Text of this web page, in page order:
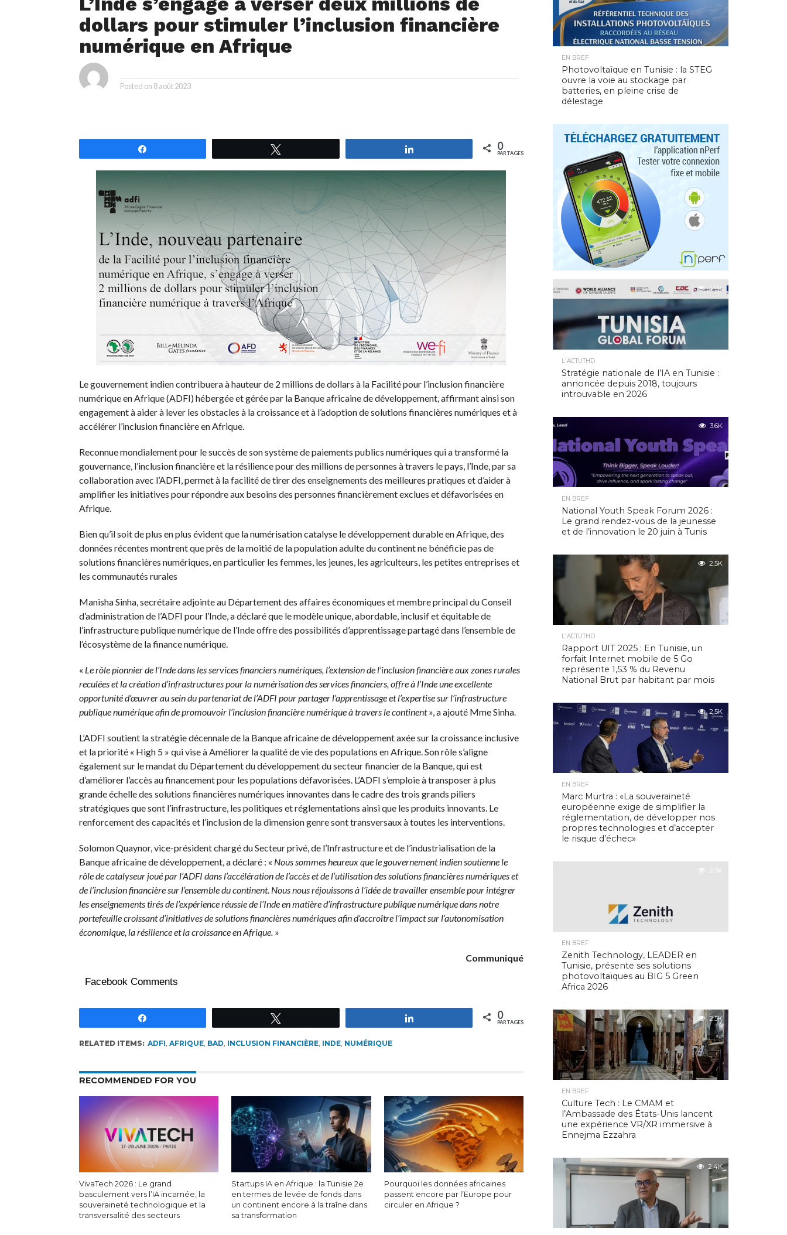
dollars pour stimuler l’inclusion financière
numérique en Afrique
Posted on 8 août 2023
0
PARTAGES
Le gouvernement indien contribuera à hauteur de 2 millions de dollars à la Facilité pour l’inclusion financière
numérique en Afrique (ADFI) hébergée et gérée par la Banque africaine de développement, affirmant ainsi son
engagement à aider à lever les obstacles à la croissance et à l’adoption de solutions financières numériques et à
accélérer l’inclusion financière en Afrique.
Reconnue mondialement pour le succès de son système de paiements publics numériques qui a transformé la
gouvernance, l’inclusion financière et la résilience pour des millions de personnes à travers le pays, l’Inde, par sa
collaboration avec l’ADFI, permet à la facilité de tirer des enseignements des meilleures pratiques et d’aider à
amplifier les initiatives pour répondre aux besoins des personnes financièrement exclues et défavorisées en
Afrique.
Bien qu’il soit de plus en plus évident que la numérisation catalyse le développement durable en Afrique, des
données récentes montrent que près de la moitié de la population adulte du continent ne bénéficie pas de
solutions financières numériques, en particulier les femmes, les jeunes, les agriculteurs, les petites entreprises et
les communautés rurales
Manisha Sinha, secrétaire adjointe au Département des affaires économiques et membre principal du Conseil
d’administration de l’ADFI pour l’Inde, a déclaré que le modèle unique, abordable, inclusif et équitable de
l’infrastructure publique numérique de l’Inde offre des possibilités d’apprentissage partagé dans l’ensemble de
l’écosystème de la finance numérique.
« Le rôle pionnier de l’Inde dans les services financiers numériques, l’extension de l’inclusion financière aux zones rurales
reculées et la création d’infrastructures pour la numérisation des services financiers, offre à l’Inde une excellente
opportunité d’œuvrer au sein du partenariat de l’ADFI pour partager l’apprentissage et l’expertise sur l’infrastructure
publique numérique afin de promouvoir l’inclusion financière numérique à travers le continent», a ajouté Mme Sinha.
L’ADFI soutient la stratégie décennale de la Banque africaine de développement axée sur la croissance inclusive
et la priorité « High 5 » qui vise à Améliorer la qualité de vie des populations en Afrique. Son rôle s’aligne
également sur le mandat du Département du développement du secteur financier de la Banque, qui est
d’améliorer l’accès au financement pour les populations défavorisées. L’ADFI s’emploie à transposer à plus
grande échelle des solutions financières numériques innovantes dans le cadre des trois grands piliers
stratégiques que sont l’infrastructure, les politiques et réglementations ainsi que les produits innovants. Le
renforcement des capacités et l’inclusion de la dimension genre sont transversaux à toutes les interventions.
Solomon Quaynor, vice-président chargé du Secteur privé, de l’Infrastructure et de l’industrialisation de la
Banque africaine de développement, a déclaré : « Nous sommes heureux que le gouvernement indien soutienne le
rôle de catalyseur joué par l’ADFI dans l’accélération de l’accès et de l’utilisation des solutions financières numériques et
de l’inclusion financière sur l’ensemble du continent. Nous nous réjouissons à l’idée de travailler ensemble pour intégrer
les enseignements tirés de l’expérience réussie de l’Inde en matière d’infrastructure publique numérique dans notre
portefeuille croissant d’initiatives de solutions financières numériques afin d’accroître l’impact sur l’autonomisation
économique, la résilience et la croissance en Afrique.»
Communiqué
Facebook Comments
0
PARTAGES
RELATED ITEMS: ADFI, AFRIQUE, BAD, INCLUSION FINANCIÈRE, INDE, NUMÉRIQUE
RECOMMENDED FOR YOU
VivaTech 2026 : Le grand
basculement vers l’IA incarnée, la
souveraineté technologique et la
transversalité des secteurs
Startups IA en Afrique : la Tunisie 2e
en termes de levée de fonds dans
un continent encore à la traîne dans
sa transformation
Pourquoi les données africaines
passent encore par l’Europe pour
circuler en Afrique ?
EN BREF
Photovoltaïque en Tunisie : la STEG
ouvre la voie au stockage par
batteries, en pleine crise de
délestage
4.9K
L'ACTUTHD
Stratégie nationale de l’IA en Tunisie :
annoncée depuis 2018, toujours
introuvable en 2026
3.6K
EN BREF
National Youth Speak Forum 2026 :
Le grand rendez-vous de la jeunesse
et de l’innovation le 20 juin à Tunis
2.5K
L'ACTUTHD
Rapport UIT 2025 : En Tunisie, un
forfait Internet mobile de 5 Go
représente 1,53 % du Revenu
National Brut par habitant par mois
2.5K
EN BREF
Marc Murtra : «La souveraineté
européenne exige de simplifier la
réglementation, de développer nos
propres technologies et d’accepter
le risque d’échec»
2.5K
EN BREF
Zenith Technology, LEADER en
Tunisie, présente ses solutions
photovoltaïques au BIG 5 Green
Africa 2026
2.5K
EN BREF
Culture Tech : Le CMAM et
l’Ambassade des États-Unis lancent
une expérience VR/XR immersive à
Ennejma Ezzahra
2.4K